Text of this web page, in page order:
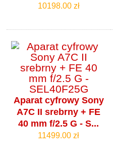
10198.00 zł
Aparat cyfrowy Sony
A7C II srebrny + FE
40 mm f/2.5 G - S...
11499.00 zł